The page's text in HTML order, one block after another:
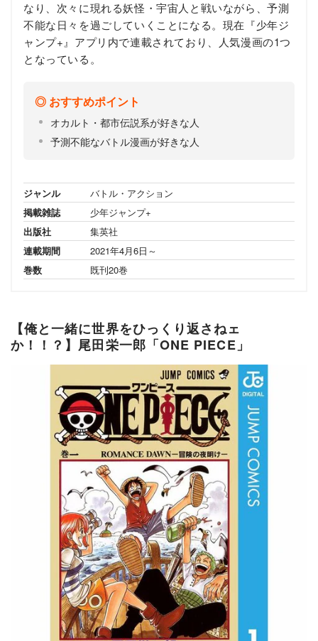
なり、次々に現れる妖怪・宇宙人と戦いながら、予測
不能な日々を過ごしていくことになる。現在『少年ジ
ャンプ+』アプリ内で連載されており、人気漫画の1つ
となっている。
おすすめポイント
オカルト・都市伝説系が好きな人
予測不能なバトル漫画が好きな人
ジャンル
バトル・アクション
掲載雑誌
少年ジャンプ+
出版社
集英社
連載期間
2021年4月6日～
巻数
既刊20巻
【俺と一緒に世界をひっくり返さねェ
か！！？】尾田栄一郎「ONE PIECE」